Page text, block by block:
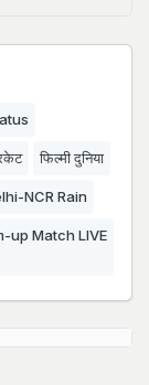
फिल्मी दुनिया
NCR Rain
up Match LIVE